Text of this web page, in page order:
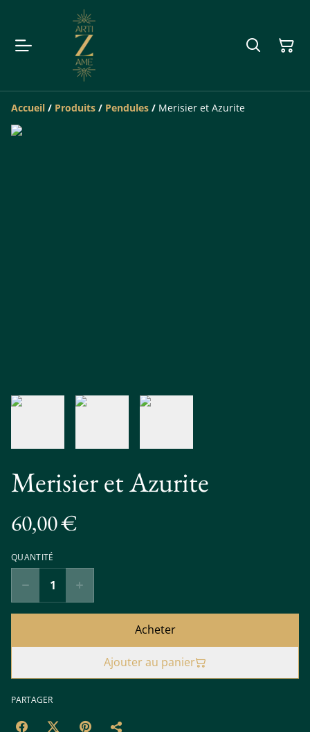
Accueil / Produits / Pendules / Merisier et Azurite
Merisier et Azurite
60,00 €
QUANTITÉ
Acheter
Ajouter au panier
PARTAGER